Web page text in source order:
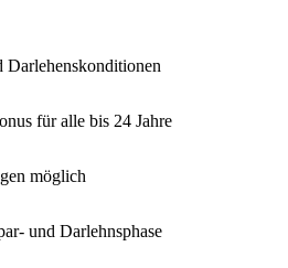
Darlehenskonditionen
für alle bis 24 Jahre
möglich
und Darlehnsphase